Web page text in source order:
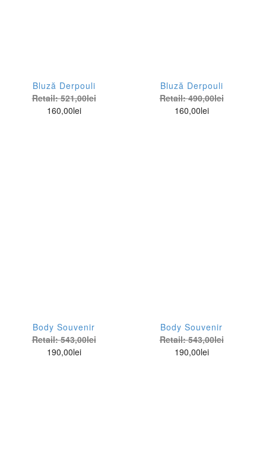
Bluză Derpouli
Retail:521,00lei
160,00lei
Bluză Derpouli
Retail:490,00lei
160,00lei
Body Souvenir
Retail:543,00lei
190,00lei
Body Souvenir
Retail:543,00lei
190,00lei